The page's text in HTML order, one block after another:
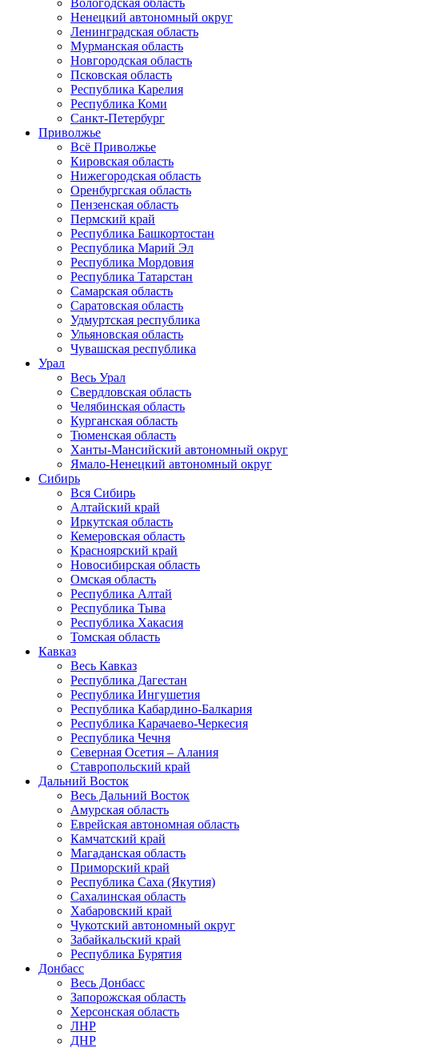
Вологодская область
Ненецкий автономный округ
Ленинградская область
Мурманская область
Новгородская область
Псковская область
Республика Карелия
Республика Коми
Санкт-Петербург
Приволжье
Всё Приволжье
Кировская область
Нижегородская область
Оренбургская область
Пензенская область
Пермский край
Республика Башкортостан
Республика Марий Эл
Республика Мордовия
Республика Татарстан
Самарская область
Саратовская область
Удмуртская республика
Ульяновская область
Чувашская республика
Урал
Весь Урал
Свердловская область
Челябинская область
Курганская область
Тюменская область
Ханты-Мансийский автономный округ
Ямало-Ненецкий автономный округ
Сибирь
Вся Сибирь
Алтайский край
Иркутская область
Кемеровская область
Красноярский край
Новосибирская область
Омская область
Республика Алтай
Республика Тыва
Республика Хакасия
Томская область
Кавказ
Весь Кавказ
Республика Дагестан
Республика Ингушетия
Республика Кабардино-Балкария
Республика Карачаево-Черкесия
Республика Чечня
Северная Осетия – Алания
Ставропольский край
Дальний Восток
Весь Дальний Восток
Амурская область
Еврейская автономная область
Камчатский край
Магаданская область
Приморский край
Республика Саха (Якутия)
Сахалинская область
Хабаровский край
Чукотский автономный округ
Забайкальский край
Республика Бурятия
Донбасс
Весь Донбасс
Запорожская область
Херсонская область
ЛНР
ДНР